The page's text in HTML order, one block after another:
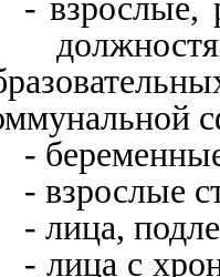
- взрослые,
-
- взрослые
- лица,
- лица с